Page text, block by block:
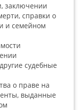
заключении
справки о
и семейном
судебные
о праве на
выданные